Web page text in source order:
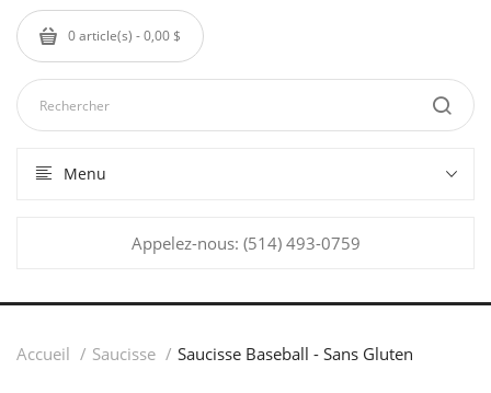
0 article(s) - 0,00 $
Menu
Appelez-nous: (514) 493-0759
Accueil Saucisse Saucisse Baseball - Sans Gluten